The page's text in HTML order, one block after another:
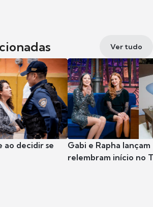
Ver tudo
ao decidir se
Gabi e Rapha
relembram início no